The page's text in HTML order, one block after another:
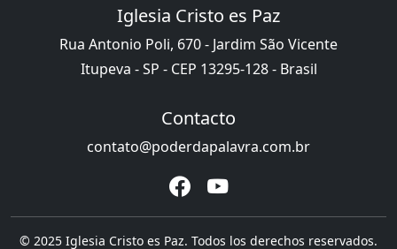
Iglesia Cristo es Paz
Rua Antonio Poli, 670 - Jardim São Vicente
Itupeva - SP - CEP 13295-128 - Brasil
Contacto
contato@poderdapalavra.com.br
© 2025 Iglesia Cristo es Paz. Todos los derechos reservados.